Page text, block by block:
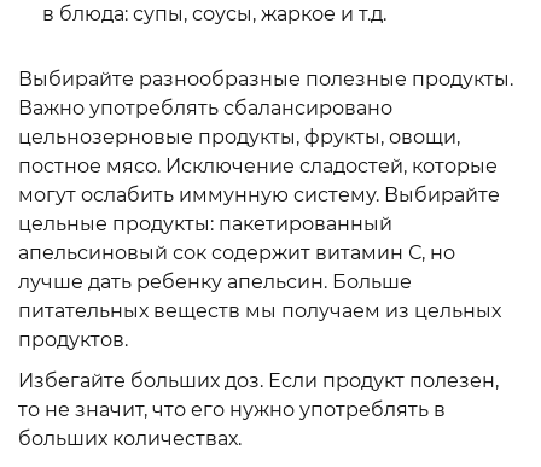
в блюда: супы, соусы, жаркое и т.д.
Выбирайте разнообразные полезные продукты.
Важно употреблять сбалансировано
цельнозерновые продукты, фрукты, овощи,
постное мясо. Исключение сладостей, которые
могут ослабить иммунную систему. Выбирайте
цельные продукты: пакетированный
апельсиновый сок содержит витамин С, но
лучше дать ребенку апельсин. Больше
питательных веществ мы получаем из цельных
продуктов.
Избегайте больших доз. Если продукт полезен,
то не значит, что его нужно употреблять в
больших количествах.